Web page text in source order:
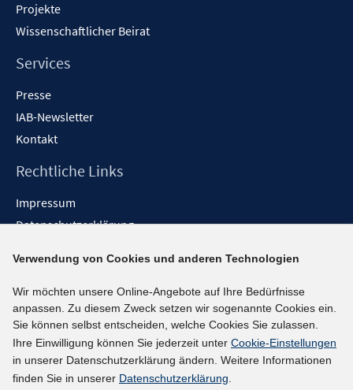
Projekte
Wissenschaftlicher Beirat
Services
Presse
IAB-Newsletter
Kontakt
Rechtliche Links
Impressum
Datenschutzerklärung
Barrieren melden
Social-Media-Kanäle
BlueSky
YouTube
LinkedIn
Verwendung von Cookies und anderen Technologien
Wir möchten unsere Online-Angebote auf Ihre Bedürfnisse
anpassen. Zu diesem Zweck setzen wir sogenannte Cookies ein.
Sie können selbst entscheiden, welche Cookies Sie zulassen.
Ihre Einwilligung können Sie jederzeit unter Cookie-Einstellungen
in unserer Datenschutzerklärung ändern. Weitere Informationen
finden Sie in unserer Datenschutzerklärung.